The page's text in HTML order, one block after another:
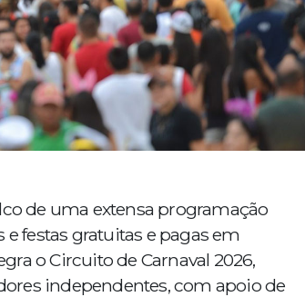
de uma extensa programação
festas gratuitas e pagas em
o Circuito de Carnaval 2026,
independentes, com apoio de